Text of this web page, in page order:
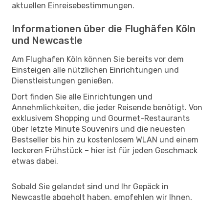
aktuellen Einreisebestimmungen.
Informationen über die Flughäfen Köln
und Newcastle
Am Flughafen Köln können Sie bereits vor dem
Einsteigen alle nützlichen Einrichtungen und
Dienstleistungen genießen.
Dort finden Sie alle Einrichtungen und
Annehmlichkeiten, die jeder Reisende benötigt. Von
exklusivem Shopping und Gourmet-Restaurants
über letzte Minute Souvenirs und die neuesten
Bestseller bis hin zu kostenlosem WLAN und einem
leckeren Frühstück – hier ist für jeden Geschmack
etwas dabei.
Sobald Sie gelandet sind und Ihr Gepäck in
Newcastle abgeholt haben, empfehlen wir Ihnen,